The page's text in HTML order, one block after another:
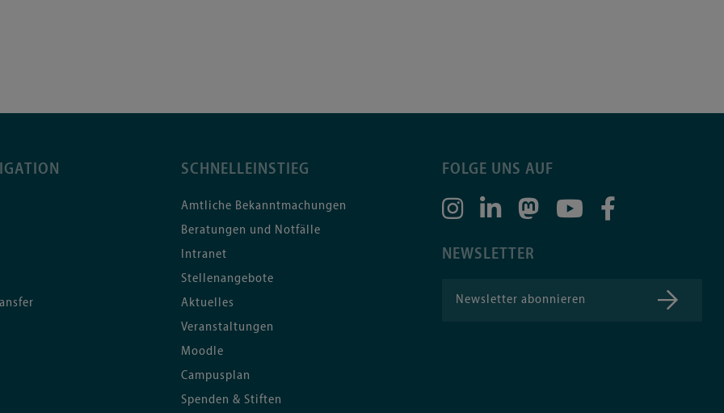
SCHNELLEINSTIEG
Amtliche Bekanntmachungen
Beratungen und Notfälle
Intranet
Stellenangebote
Aktuelles
Veranstaltungen
Moodle
Campusplan
Spenden & Stiften
FOLGE UNS AUF
NEWSLETTER
Newsletter abonnieren